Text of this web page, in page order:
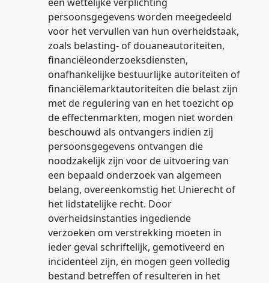
persoonsgegevens worden meegedeeld
voor het vervullen van hun overheidstaak,
zoals belasting- of douaneautoriteiten,
financiëleonderzoeksdiensten,
onafhankelijke bestuurlijke autoriteiten of
financiëlemarktautoriteiten die belast zijn
met de regulering van en het toezicht op
de effectenmarkten, mogen niet worden
beschouwd als ontvangers indien zij
persoonsgegevens ontvangen die
noodzakelijk zijn voor de uitvoering van
een bepaald onderzoek van algemeen
belang, overeenkomstig het Unierecht of
het lidstatelijke recht. Door
overheidsinstanties ingediende
verzoeken om verstrekking moeten in
ieder geval schriftelijk, gemotiveerd en
incidenteel zijn, en mogen geen volledig
bestand betreffen of resulteren in het